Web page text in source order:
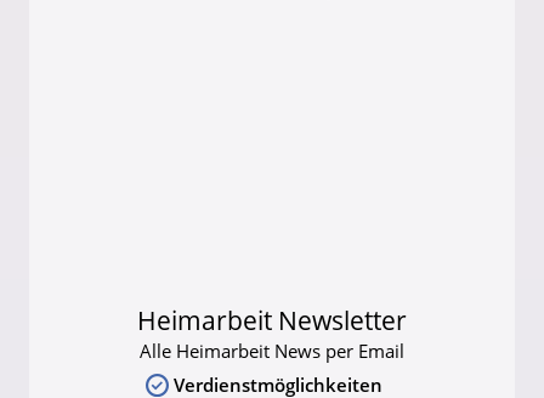
Heimarbeit Newsletter
Alle Heimarbeit News per Email
Verdienstmöglichkeiten